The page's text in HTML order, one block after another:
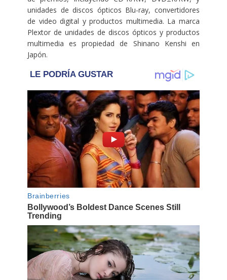
unidades de discos ópticos Blu-ray, convertidores
de video digital y productos multimedia. La marca
Plextor de unidades de discos ópticos y productos
multimedia es propiedad de Shinano Kenshi en
Japón.